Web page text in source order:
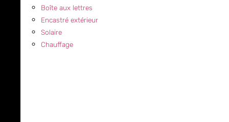
Boîte aux lettres
Encastré extérieur
Solaire
Chauffage